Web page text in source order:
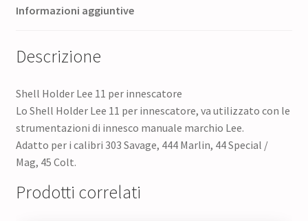
Informazioni aggiuntive
Descrizione
Shell Holder Lee 11 per innescatore
Lo Shell Holder Lee 11 per innescatore, va utilizzato con le
strumentazioni di innesco manuale marchio Lee.
Adatto per i calibri 303 Savage, 444 Marlin, 44 Special /
Mag, 45 Colt.
Prodotti correlati